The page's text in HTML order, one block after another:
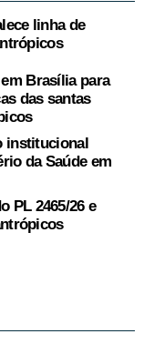
linha de
Brasília para
das santas
institucional
da Saúde em
PL 2465/26 e